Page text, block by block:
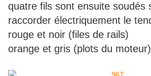
quatre fils sont ensuite soudés
raccorder électriquement le
rouge et noir (files de rails)
orange et gris (plots du moteur)